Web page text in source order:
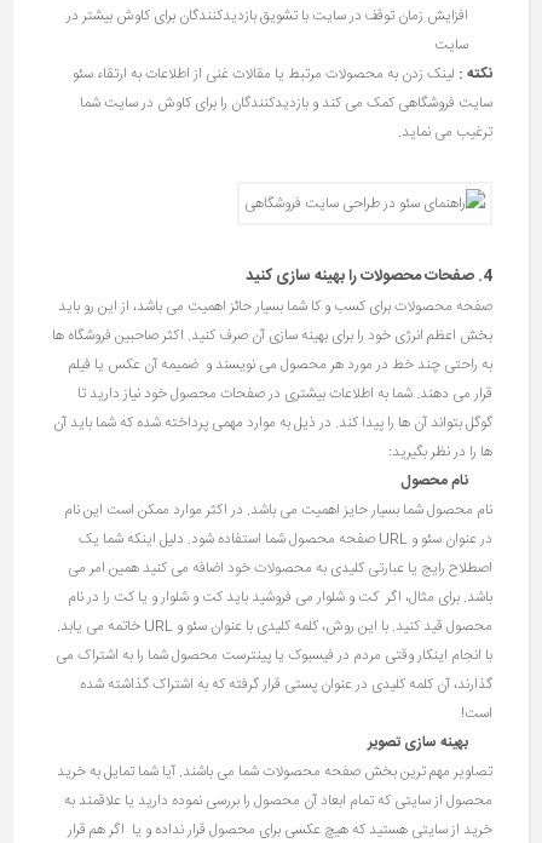
افزایش زمان توقف در سایت با تشویق بازدیدکنندگان برای کاوش بیشتر در
سایت
نکته : لینک زدن به محصولات مرتبط یا مقالات غنی از اطلاعات به ارتقاء سئو
سایت فروشگاهی کمک می کند و بازدیدکنندگان را برای کاوش در سایت شما
ترغیب می نماید.
4. صفحات محصولات را بهینه سازی کنید
صفحه محصولات برای کسب و کا شما بسیار حائز اهمیت می باشد، از این رو باید
بخش اعظم انرژی خود را برای بهینه سازی آن صرف کنید. اکثر صاحبین فروشگاه ها
به راحتی چند خط در مورد هر محصول می نویسند و ضمیمه آن عکس یا فیلم
قرار می دهند. شما به اطلاعات بیشتری در صفحات محصول خود نیاز دارید تا
گوگل بتواند آن ها را پیدا کند. در ذیل به موارد مهمی پرداخته شده که شما باید آن
ها را در نظر بگیرید:
نام محصول
نام محصول شما بسیار حایز اهمیت می باشد. در اکثر موارد ممکن است این نام
در عنوان سئو و URL صفحه محصول شما استفاده شود. دلیل اینکه شما یک
اصطلاح رایج یا عبارتی کلیدی به محصولات خود اضافه می کنید همین امر می
باشد. برای مثال، اگر کت و شلوار می فروشید باید کت و شلوار و یا کت را در نام
محصول قید کنید. با این روش، کلمه کلیدی با عنوان سئو و URL خاتمه می یابد.
با انجام اینکار وقتی مردم در فیسبوک یا پینترست محصول شما را به اشتراک می
گذارند، آن کلمه کلیدی در عنوان پستی قرار گرفته که به اشتراک گذاشته شده
است!
بهینه سازی تصویر
تصاویر مهم ترین بخش صفحه محصولات شما می باشند. آیا شما تمایل به خرید
محصول از سایتی که تمام ابعاد آن محصول را بررسی نموده دارید یا علاقمند به
خرید از سایتی هستید که هیچ عکسی برای محصول قرار نداده و یا اگر هم قرار